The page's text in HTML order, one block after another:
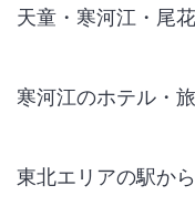
天童・寒河江・尾
寒河江のホテル・
東北エリアの駅か